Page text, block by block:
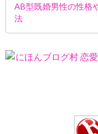
AB型既婚男性の性格
法